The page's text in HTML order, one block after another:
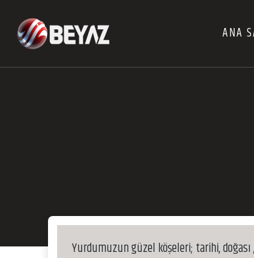
ANA
Yurdumuzun güzel köşeleri; tarihi,